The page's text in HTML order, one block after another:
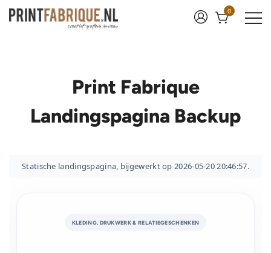
naar
0
Print Fabrique
Landingspagina Backup
Statische landingspagina, bijgewerkt op 2026-05-20 20:46:57.
KLEDING, DRUKWERK & RELATIEGESCHENKEN